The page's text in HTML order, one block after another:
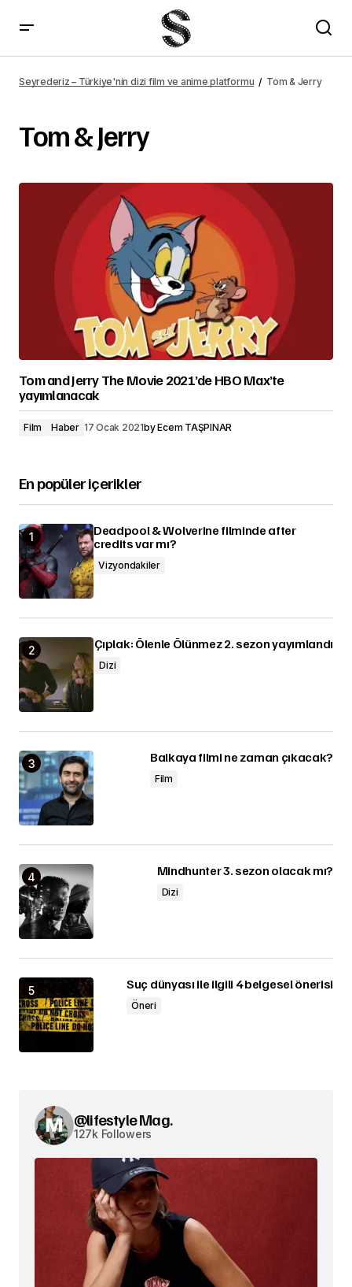
Seyrederiz – Türkiye'nin dizi film ve anime platformu Tom & Jerry
Tom & Jerry
Tom and Jerry The Movie 2021’de HBO Max’te
yayımlanacak
Film Haber 17 Ocak 2021byEcem TAŞPINAR
En popüler içerikler
Deadpool & Wolverine filminde after
credits var mı?
Vizyondakiler
Çıplak: Ölenle Ölünmez 2. sezon yayımlandı
Dizi
Balkaya filmi ne zaman çıkacak?
Film
Mindhunter 3. sezon olacak mı?
Dizi
Suç dünyası ile ilgili 4 belgesel önerisi
Öneri
@lifestyle Mag.
127k Followers